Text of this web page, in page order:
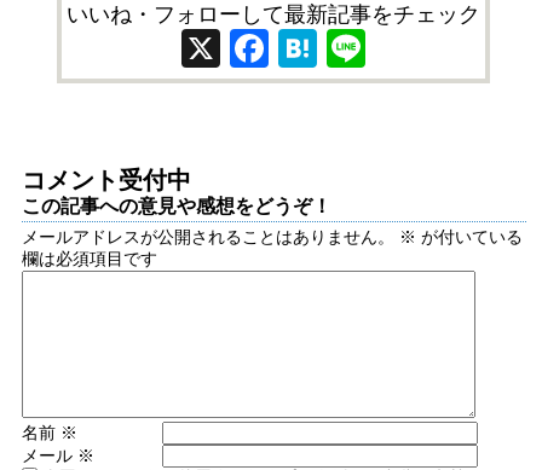
いいね・フォローして最新記事をチェック
X Facebook
Hatena
コメント受付中
この記事への意見や感想をどうぞ！
メールアドレスが公開されることはありません。 ※ が付いている
欄は必須項目です
名前 ※
メール ※